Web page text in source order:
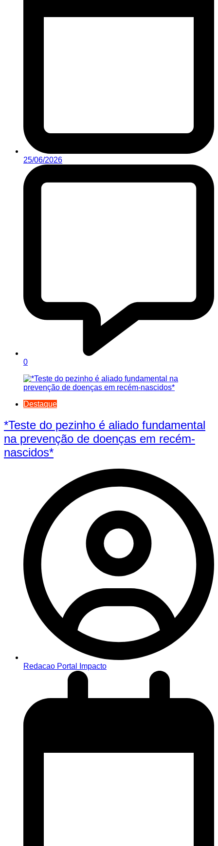
25/06/2026
0
Destaque
*Teste do pezinho é aliado fundamental
na prevenção de doenças em recém-
nascidos*
Redacao Portal Impacto